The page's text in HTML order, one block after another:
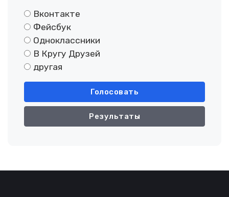
Вконтакте
Фейсбук
Одноклассники
В Кругу Друзей
другая
Голосовать
Результаты